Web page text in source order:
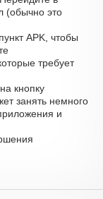
(обычно это
APK, чтобы
требует
кнопку
занять немного
и